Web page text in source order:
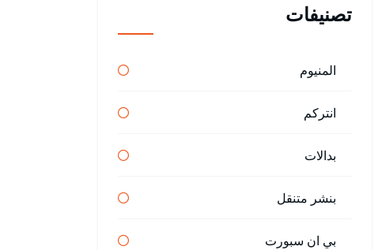
تصنيفات
المنيوم
انتركم
بدالات
بنشر متنقل
بي ان سبورت